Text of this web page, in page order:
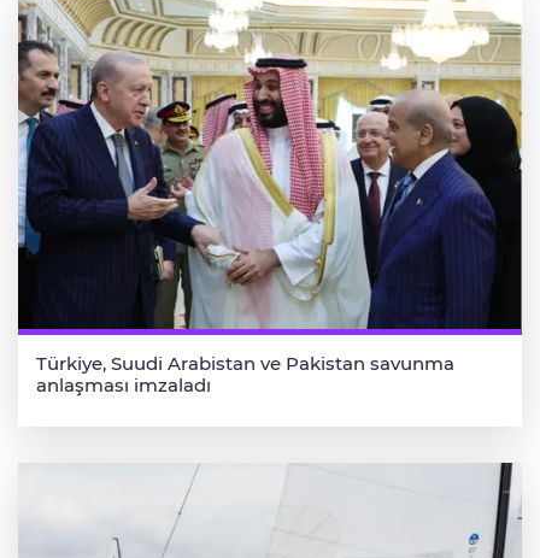
Türkiye, Suudi Arabistan ve Pakistan savunma
anlaşması imzaladı